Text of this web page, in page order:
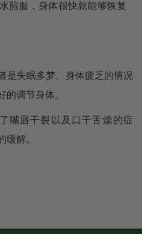
煎服，身体很快就能够恢复
是失眠多梦、身体疲乏的情况
的调节身体。
嘴唇干裂以及口干舌燥的症
缓解。